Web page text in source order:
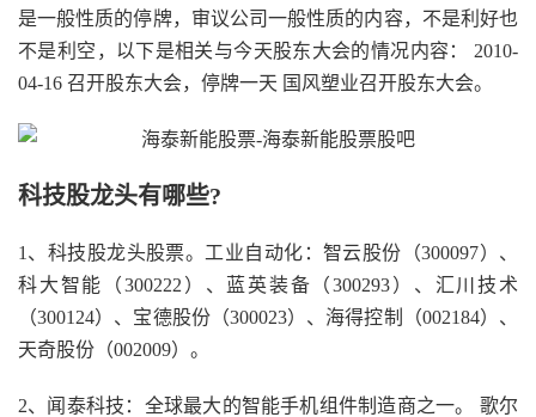
是一般性质的停牌，审议公司一般性质的内容，不是利好也
不是利空，以下是相关与今天股东大会的情况内容： 2010-
04-16 召开股东大会，停牌一天 国风塑业召开股东大会。
科技股龙头有哪些?
1、科技股龙头股票。工业自动化：智云股份（300097）、
科大智能（300222）、蓝英装备（300293）、汇川技术
（300124）、宝德股份（300023）、海得控制（002184）、
天奇股份（002009）。
2、闻泰科技：全球最大的智能手机组件制造商之一。 歌尔